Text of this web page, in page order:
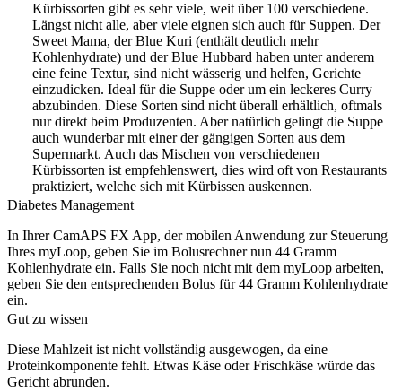
Kürbissorten gibt es sehr viele, weit über 100 verschiedene.
Längst nicht alle, aber viele eignen sich auch für Suppen. Der
Sweet Mama, der Blue Kuri (enthält deutlich mehr
Kohlenhydrate) und der Blue Hubbard haben unter anderem
eine feine Textur, sind nicht wässerig und helfen, Gerichte
einzudicken. Ideal für die Suppe oder um ein leckeres Curry
abzubinden. Diese Sorten sind nicht überall erhältlich, oftmals
nur direkt beim Produzenten. Aber natürlich gelingt die Suppe
auch wunderbar mit einer der gängigen Sorten aus dem
Supermarkt. Auch das Mischen von verschiedenen
Kürbissorten ist empfehlenswert, dies wird oft von Restaurants
praktiziert, welche sich mit Kürbissen auskennen.
Diabetes Management
In Ihrer CamAPS FX App, der mobilen Anwendung zur Steuerung
Ihres myLoop, geben Sie im Bolusrechner nun 44 Gramm
Kohlenhydrate ein. Falls Sie noch nicht mit dem myLoop arbeiten,
geben Sie den entsprechenden Bolus für 44 Gramm Kohlenhydrate
ein.
Gut zu wissen
Diese Mahlzeit ist nicht vollständig ausgewogen, da eine
Proteinkomponente fehlt. Etwas Käse oder Frischkäse würde das
Gericht abrunden.